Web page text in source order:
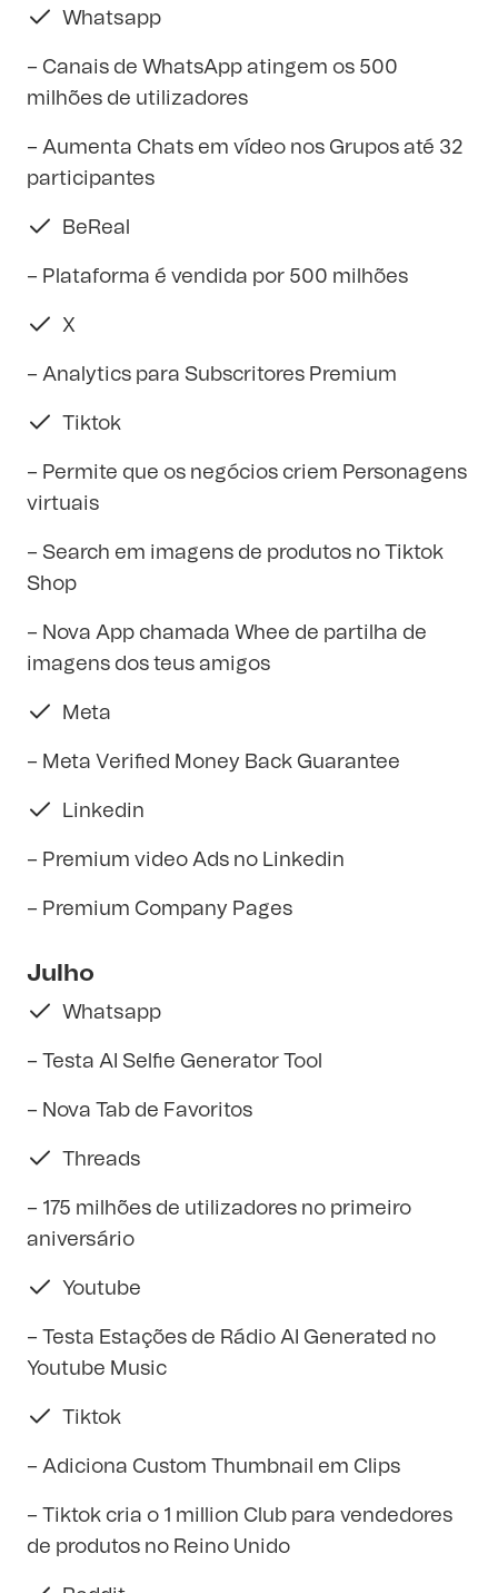
Whatsapp
– Canais de WhatsApp atingem os 500
milhões de utilizadores
– Aumenta Chats em vídeo nos Grupos até 32
participantes
BeReal
– Plataforma é vendida por 500 milhões
X
– Analytics para Subscritores Premium
Tiktok
– Permite que os negócios criem Personagens
virtuais
– Search em imagens de produtos no Tiktok
Shop
– Nova App chamada Whee de partilha de
imagens dos teus amigos
Meta
– Meta Verified Money Back Guarantee
Linkedin
– Premium video Ads no Linkedin
– Premium Company Pages
Julho
Whatsapp
– Testa AI Selfie Generator Tool
– Nova Tab de Favoritos
Threads
– 175 milhões de utilizadores no primeiro
aniversário
Youtube
– Testa Estações de Rádio AI Generated no
Youtube Music
Tiktok
– Adiciona Custom Thumbnail em Clips
– Tiktok cria o 1 million Club para vendedores
de produtos no Reino Unido